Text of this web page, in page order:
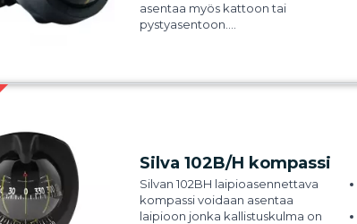
asentaa myös kattoon tai
pystyasentoon.
° välein.
Silva 102B/H kompassi
Silvan 102BH laipioasennettava
kompassi voidaan asentaa
laipioon jonka kallistuskulma on